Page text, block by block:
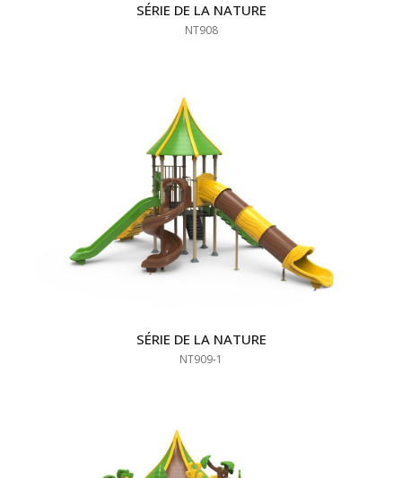
SÉRIE DE LA NATURE
NT908
SÉRIE DE LA NATURE
NT909-1